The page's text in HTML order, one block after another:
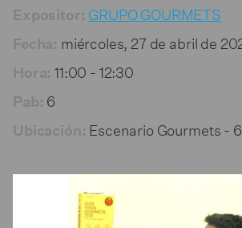
Expositor: GRUPO GOURMETS
Fecha: miércoles, 27 de abril de
Hora: 11:00 - 12:30
Pab: 6
Ubicación: Escenario Gourmets -